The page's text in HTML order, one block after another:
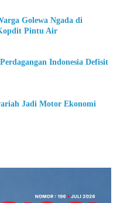
Golewa Ngada di
Pintu Air
Indonesia Defisit
Jadi Motor Ekonomi